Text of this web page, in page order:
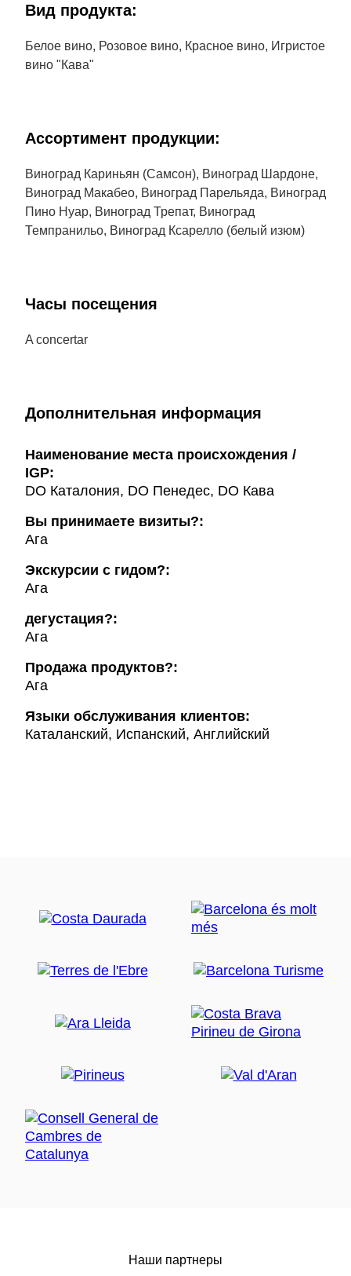
Bид продукта:
Белое вино, Розовое вино, Красное вино, Игристое
вино "Кава"
Aссортимент продукции:
Виноград Кариньян (Самсон), Виноград Шардоне,
Виноград Макабео, Виноград Парельяда, Виноград
Пино Нуар, Виноград Трепат, Виноград
Темпранильо, Виноград Ксарелло (белый изюм)
Часы посещения
A concertar
Дополнительная информация
Наименование места происхождения /
IGP:
DO Каталония, DO Пенедес, DO Кава
Вы принимаете визиты?:
Ага
Экскурсии с гидом?:
Ага
дегустация?:
Ага
Продажа продуктов?:
Ага
Языки обслуживания клиентов:
Каталанский, Испанский, Английский
Наши партнеры